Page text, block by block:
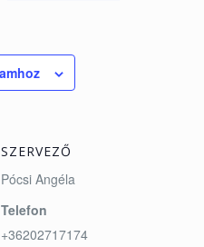
SZERVEZŐ
Pócsi Angéla
Telefon
+36202717174